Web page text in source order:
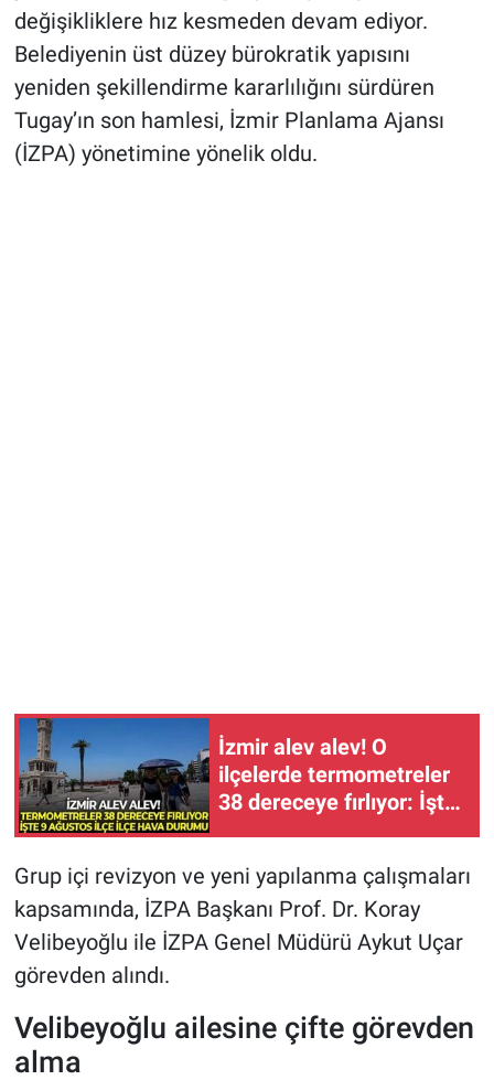
değişikliklere hız kesmeden devam ediyor.
Belediyenin üst düzey bürokratik yapısını
yeniden şekillendirme kararlılığını sürdüren
Tugay’ın son hamlesi, İzmir Planlama Ajansı
(İZPA) yönetimine yönelik oldu.
İzmir alev alev! O
ilçelerde termometreler
38 dereceye fırlıyor: İşte
Grup içi revizyon ve yeni yapılanma çalışmaları
kapsamında, İZPA Başkanı Prof. Dr. Koray
Velibeyoğlu ile İZPA Genel Müdürü Aykut Uçar
görevden alındı.
Velibeyoğlu ailesine çifte görevden
alma